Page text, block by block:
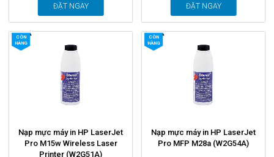
ĐẶT NGAY ĐẶT NGAY
CÒN
HÀNG
Nạp mực máy in HP LaserJet
Pro M15w Wireless Laser
Printer (W2G51A)
CÒN
HÀNG
Nạp mực máy in HP LaserJet
Pro MFP M28a (W2G54A)